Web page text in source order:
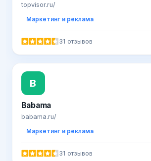
topvisor.ru/
Маркетинг и реклама
31 отзывов
B
Babama
babama.ru/
Маркетинг и реклама
31 отзывов